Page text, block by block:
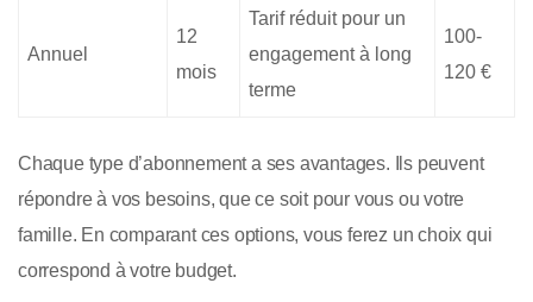
Annuel
12
mois
Tarif réduit pour un
engagement à long
terme
100-
120 €
Chaque type d’abonnement a ses avantages. Ils peuvent
répondre à vos besoins, que ce soit pour vous ou votre
famille. En comparant ces options, vous ferez un choix qui
correspond à votre budget.